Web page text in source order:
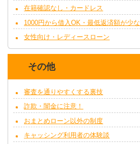
在籍確認なし・カードレス
1000円から借入OK・最低返済額が少
女性向け・レディースローン
その他
審査を通りやすくする裏技
詐欺・闇金に注意！
おまとめローン以外の制度
キャッシング利用者の体験談